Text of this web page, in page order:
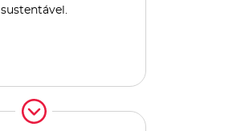
sustentável.